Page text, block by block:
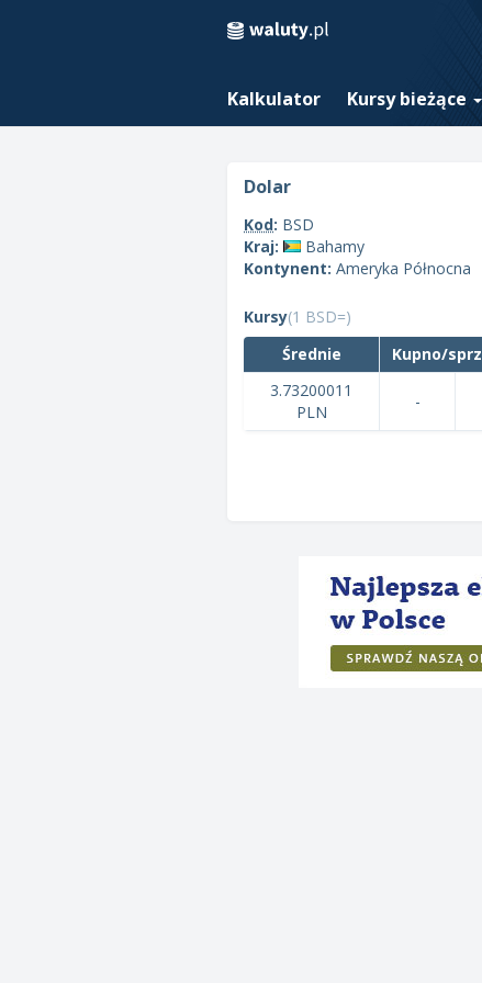
Kalkulator Kursy bieżące
dolar
Kod: BSD
Kraj:
Bahamy
Kontynent: Ameryka Północna
Kursy(1 BSD=)
Średnie
Kupno/
3.73200011
PLN
-